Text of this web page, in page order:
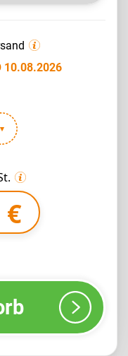
10.08.2026
▾
€